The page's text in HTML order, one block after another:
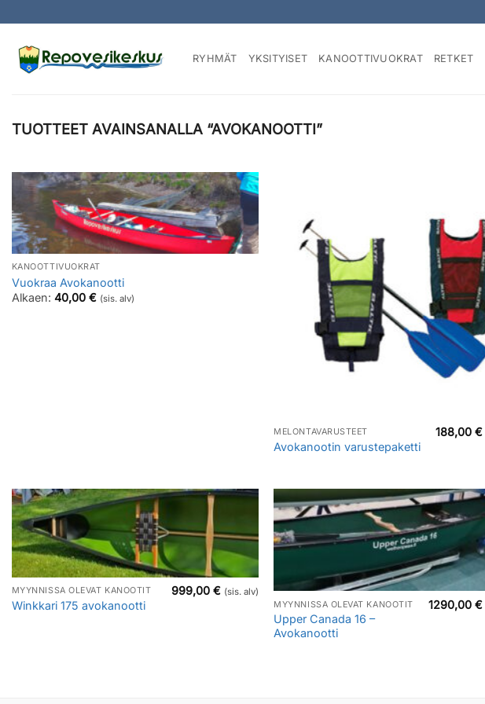
to
content
RYHMÄT YKSITYISET KANOOTTIVUOKRAT RETKET
TUOTTEET AVAINSANALLA “AVOKANOOTTI”
KANOOTTIVUOKRAT
Vuokraa Avokanootti
Alkaen: 40,00 € (sis. alv)
MELONTAVARUSTEET
Avokanootin varustepaketti
188,00€
MYYNNISSÄ OLEVAT KANOOTIT
Winkkari 175 avokanootti
999,00 € (sis. alv)
MYYNNISSÄ OLEVAT KANOOTIT
Upper Canada 16 –
Avokanootti
1290,00€